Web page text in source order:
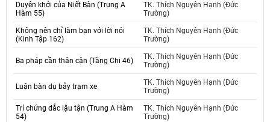
Duyên khởi của Niết Bàn (Trung A
Hàm 55)
TK. Thích Nguyên Hạnh (Đức
Trường)
Không nên chỉ làm bạn với lời nói
(Kinh Tập 162)
TK. Thích Nguyên Hạnh (Đức
Trường)
Ba pháp cần thân cận (Tăng Chi 46)
TK. Thích Nguyên Hạnh (Đức
Trường)
Luận bàn dụ bảy trạm xe
TK. Thích Nguyên Hạnh (Đức
Trường)
Trí chứng đắc lậu tận (Trung A Hàm
54)
TK. Thích Nguyên Hạnh (Đức
Trường)